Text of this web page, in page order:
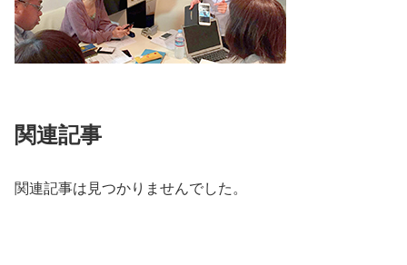
関連記事
関連記事は見つかりませんでした。